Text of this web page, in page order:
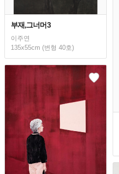
부재,그너머3
이주연
135x55cm (변형 40호)